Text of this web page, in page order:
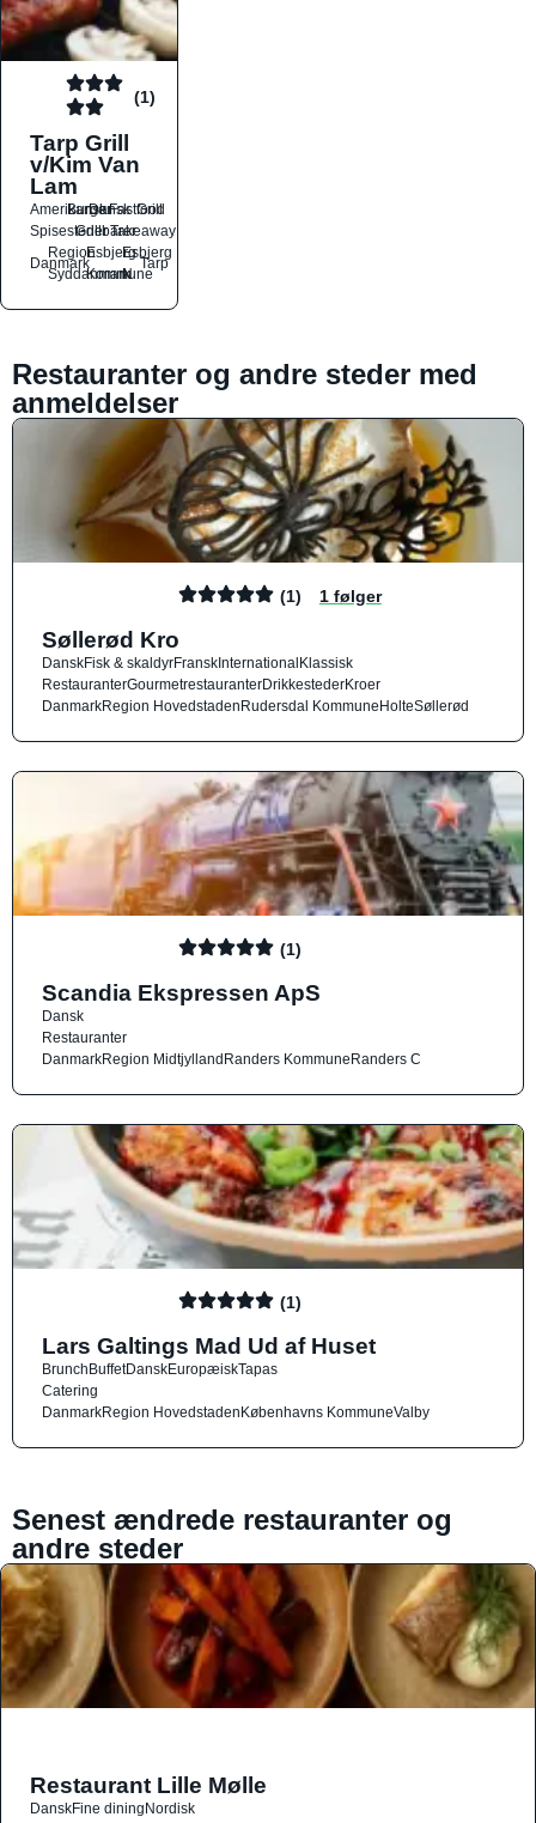
(1)
Tarp Grill
v/Kim Van
Lam
Amerikansk
BurgerDanskFastfood
Grill
SpisestederGrillbarerTakeaway
Danmark
Region
Syddanmark
Esbjerg
Kommune
Esbjerg
N
Tarp
Restauranter og andre steder med
anmeldelser
(1) 1 følger
Søllerød Kro
DanskFisk & skaldyrFranskInternationalKlassisk
RestauranterGourmetrestauranterDrikkestederKroer
DanmarkRegion HovedstadenRudersdal KommuneHolteSøllerød
(1)
Scandia Ekspressen ApS
Dansk
Restauranter
DanmarkRegion MidtjyllandRanders KommuneRanders C
(1)
Lars Galtings Mad Ud af Huset
BrunchBuffetDanskEuropæiskTapas
Catering
DanmarkRegion HovedstadenKøbenhavns KommuneValby
Senest ændrede restauranter og
andre steder
Restaurant Lille Mølle
DanskFine diningNordisk